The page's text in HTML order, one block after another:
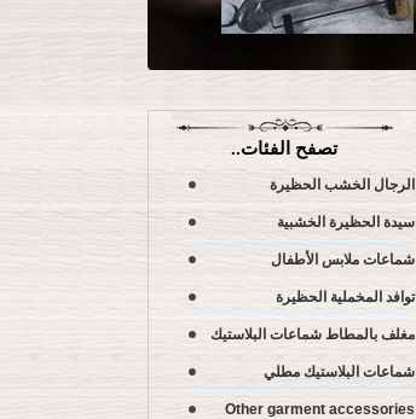
تصفح الفئات..
الرجال الخشب الحظيرة
سيدة الحظيرة الخشبية
شماعات ملابس الأطفال
توافد المخملية الحظيرة
مغلف بالمطاط شماعات البلاستيك
شماعات البلاستيك مطلي
Other garment accessories